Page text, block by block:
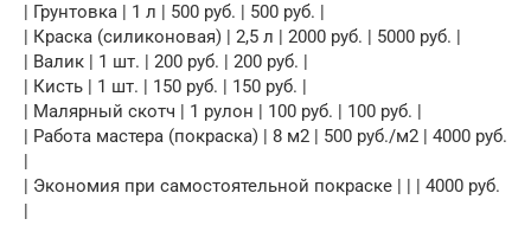
| Грунтовка | 1 л | 500 руб. | 500 руб. |
| Краска (силиконовая) | 2,5 л | 2000 руб. | 5000 руб. |
| Валик | 1 шт. | 200 руб. | 200 руб. |
| Кисть | 1 шт. | 150 руб. | 150 руб. |
| Малярный скотч | 1 рулон | 100 руб. | 100 руб. |
| Работа мастера (покраска) | 8 м2 | 500 руб./м2 | 4000 руб.
|
| Экономия при самостоятельной покраске | | | 4000 руб.
|